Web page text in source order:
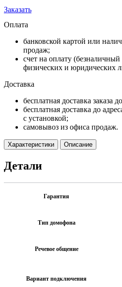
Заказать
Оплата
банковской картой или
продаж;
счет на оплату
физических и юридических
Доставка
бесплатная доставка заказа
бесплатная доставка до
с установкой;
самовывоз из офиса продаж.
Характеристики Описание
Детали
Гарантия
Тип домофона
Речевое общение
Вариант подключения